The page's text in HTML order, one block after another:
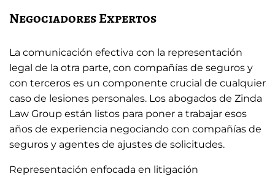
Negociadores Expertos
La comunicación efectiva con la representación
legal de la otra parte, con compañías de seguros y
con terceros es un componente crucial de cualquier
caso de lesiones personales. Los abogados de Zinda
Law Group están listos para poner a trabajar esos
años de experiencia negociando con compañías de
seguros y agentes de ajustes de solicitudes.
Representación enfocada en litigación